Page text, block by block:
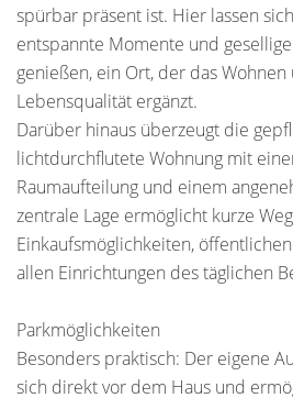
spürbar präsent ist. Hier lassen
entspannte Momente und
genießen, ein Ort, der das
Lebensqualität ergänzt.
Darüber hinaus überzeugt die
lichtdurchflutete Wohnung mit
Raumaufteilung und einem
zentrale Lage ermöglicht kurze
Einkaufsmöglichkeiten,
allen Einrichtungen des täglichen
Parkmöglichkeiten
Besonders praktisch: Der eigene
sich direkt vor dem Haus und